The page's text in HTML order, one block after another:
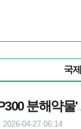
국제
분해약
2026-04-27 06:14